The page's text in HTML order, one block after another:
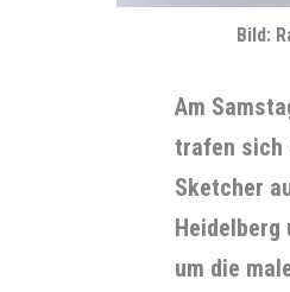
Bild:
Am
trafen sich
Sketcher
Heidelberg
um die